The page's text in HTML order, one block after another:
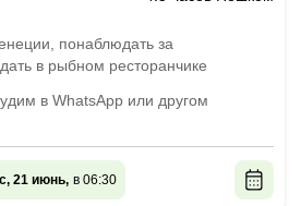
понаблюдать за
в рыбном ресторанчике
в WhatsApp или другом
21 июнь, в 06:30